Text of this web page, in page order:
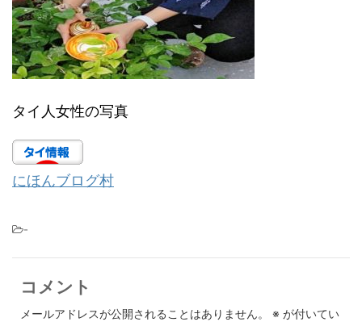
タイ人女性の写真
にほんブログ村
-
コメント
メールアドレスが公開されることはありません。 ※ が付いてい